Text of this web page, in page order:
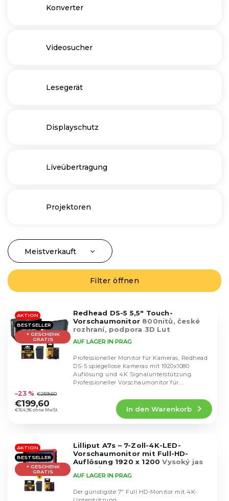
Konverter
Videosucher
Lesegerät
Displayschutz
Liveübertragung
Projektoren
P
r
o
d
t
s
Meistverkauft
Günstigste
Filter öffnen
L
t
e
d
AKTION
BESTSELLER
+ GESCHENK
GRATIS
Redhead DS-5 5,5" Touch-
Vorschaumonitor 800nitů, české
rozhraní, podpora 3D Lut
durchschnittliche
Produktbewertung
ist
Sternen.
AUF LAGER IN PRAG
€164,96 ohne MwSt.
–23 % €259,60
€199,60
In den Warenkorb
Professioneller Monitor für Kameras, Redhead
DS-5 spiegellose Kameras mit 1920x1080
Auflösung und 4K Signalunterstützung.
Professioneller Vorschaumonitor für
AKTION
BESTSELLER
+ GESCHENK
GRATIS
Lilliput A7s – 7-Zoll-4K-LED-
Vorschaumonitor mit Full-HD-
Auflösung 1920 x 1200Vysoký jas
500cd/m²
AUF LAGER IN PRAG
Der günstigste 7" Full HD-Monitor mit 4K-